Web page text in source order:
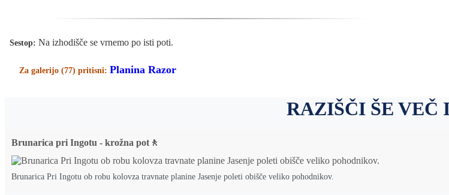
Sestop: Na izhodišče se vrnemo po isti poti.
Za galerijo (77) pritisni: Planina Razor
RAZIŠČI ŠE VEČ
Brunarica pri Ingotu - krožna pot🚶
Brunarica Pri Ingotu ob robu kolovza travnate planine Jasenje poleti obišče veliko pohodnikov.